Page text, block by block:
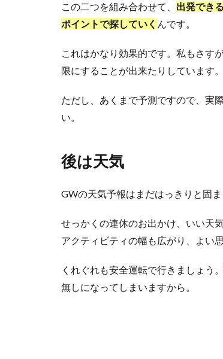
この二つを組み合わせて、 出発でき
ポイントで探していく んです。
これはかなり効果的です。私もさす
限にすることが出来たりしています。
ただし、あくまで予測ですので、実
い。
後は天気
GWの天気予報はまだはっきりと固
せっかくの連休のお出かけ、いい天
アクティビティの幅も広がり、よい
くれぐれも安全運転で行きましょう
無しになってしまいますから。